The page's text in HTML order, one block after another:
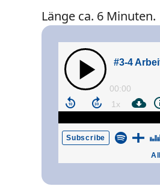
Länge ca. 6 Minuten.